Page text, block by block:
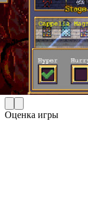
Оценка игры